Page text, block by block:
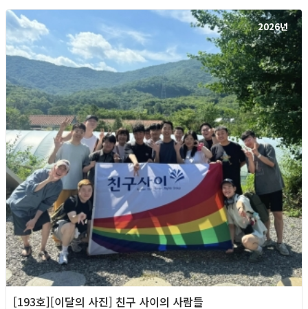
2026년
[193호][이달의 사진] 친구 사이의 사람들